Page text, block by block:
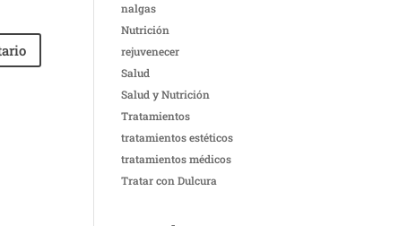
nalgas
Nutrición
rejuvenecer
Salud
Salud y Nutrición
Tratamientos
tratamientos estéticos
tratamientos médicos
Tratar con Dulcura